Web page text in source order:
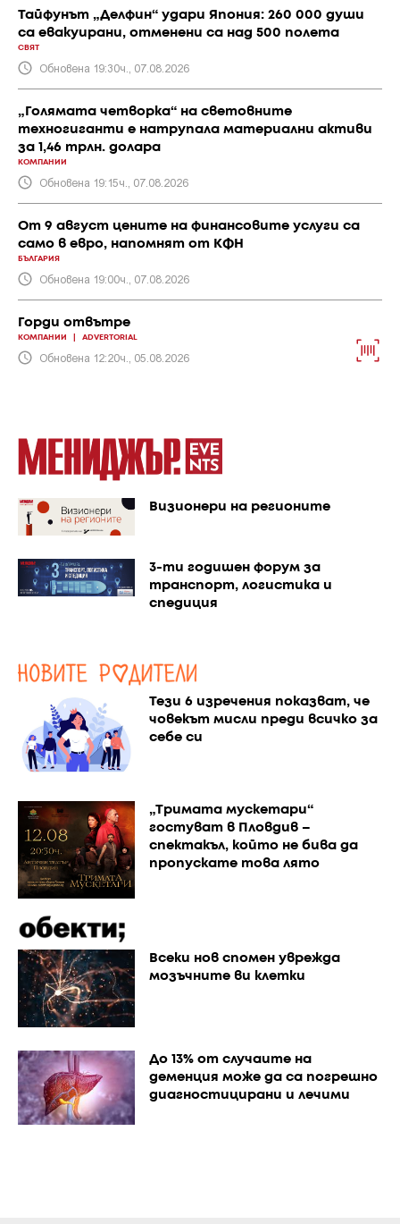
Тайфунът „Делфин“ удари Япония: 260 000 души
са евакуирани, отменени са над 500 полета
СВЯТ
Обновена 19:30ч., 07.08.2026
„Голямата четворка“ на световните
техногиганти е натрупала материални активи
за 1,46 трлн. долара
КОМПАНИИ
Обновена 19:15ч., 07.08.2026
От 9 август цените на финансовите услуги са
само в евро, напомнят от КФН
БЪЛГАРИЯ
Обновена 19:00ч., 07.08.2026
Горди отвътре
КОМПАНИИ ADVERTORIAL
Обновена 12:20ч., 05.08.2026
Визионери на регионите
3-ти годишен форум за
транспорт, логистика и
спедиция
Тези 6 изречения показват, че
човекът мисли преди всичко за
себе си
„Тримата мускетари“
гостуват в Пловдив –
спектакъл, който не бива да
пропускате това лято
Всеки нов спомен уврежда
мозъчните ви клетки
До 13% от случаите на
деменция може да са погрешно
диагностицирани и лечими